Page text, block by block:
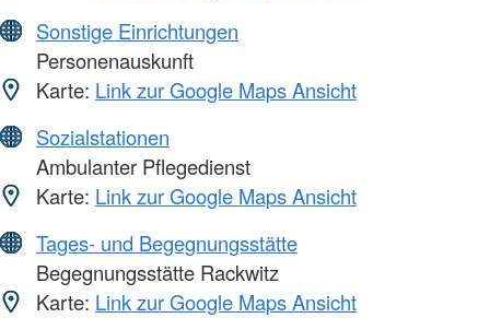
Sonstige Einrichtungen
Personenauskunft
Karte: Link zur Google Maps Ansicht
Sozialstationen
Ambulanter Pflegedienst
Karte: Link zur Google Maps Ansicht
Tages- und Begegnungsstätte
Begegnungsstätte Rackwitz
Karte: Link zur Google Maps Ansicht